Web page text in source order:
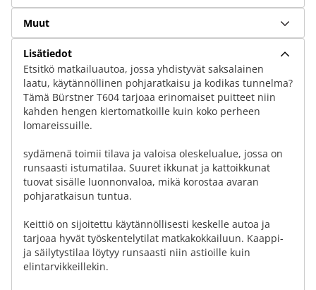
Muut
Lisätiedot
Etsitkö matkailuautoa, jossa yhdistyvät saksalainen
laatu, käytännöllinen pohjaratkaisu ja kodikas tunnelma?
Tämä Bürstner T604 tarjoaa erinomaiset puitteet niin
kahden hengen kiertomatkoille kuin koko perheen
lomareissuille.
sydämenä toimii tilava ja valoisa oleskelualue, jossa on
runsaasti istumatilaa. Suuret ikkunat ja kattoikkunat
tuovat sisälle luonnonvaloa, mikä korostaa avaran
pohjaratkaisun tuntua.
Keittiö on sijoitettu käytännöllisesti keskelle autoa ja
tarjoaa hyvät työskentelytilat matkakokkailuun. Kaappi-
ja säilytystilaa löytyy runsaasti niin astioille kuin
elintarvikkeillekin.